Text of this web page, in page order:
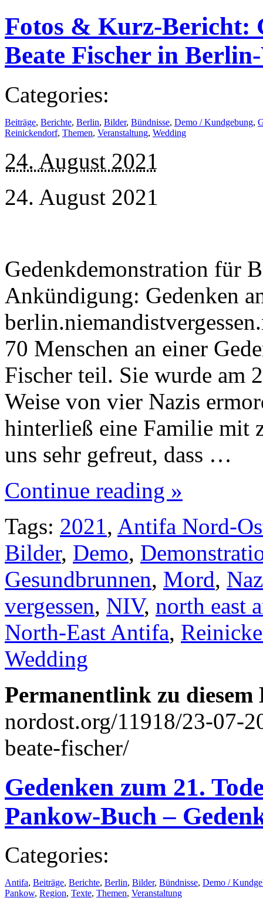
Fotos & Kurz-Bericht:
Beate Fischer in
Categories:
Beiträge, Berichte, Berlin, Bilder, Bündnisse, Demo / Kundgebung,
Reinickendorf, Themen, Veranstaltung, Wedding
24. August 2021
24. August 2021
Gedenkdemonstration für
Ankündigung: Gedenken
70 Menschen an einer
Fischer teil. Sie wurde am
Weise von vier Nazis
hinterließ eine Familie mit
uns sehr gefreut, dass …
Continue reading »
Tags: 2021 , Antifa Nord-
Bilder, Demo,
Gesundbrunnen, Mord,
vergessen, NIV, north east
North-East Antifa,
Wedding
Permanentlink zu
nordost.org/11918/23-07-
beate-fischer/
Gedenken zum 21.
Pankow-Buch –
Categories:
Antifa, Beiträge, Berichte, Berlin, Bilder, Bündnisse, Demo /
Pankow, Region, Texte, Themen, Veranstaltung